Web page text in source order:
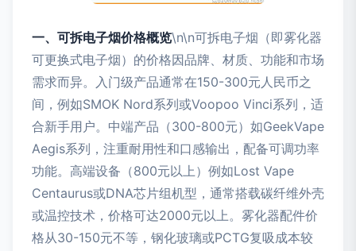
一、可拆电子烟价格概览\n\n可拆电子烟（即雾化器
可更换式电子烟）的价格因品牌、材质、功能和市场
需求而异。入门级产品通常在150-300元人民币之
间，例如SMOK Nord系列或Voopoo Vinci系列，适
合新手用户。中端产品（300-800元）如GeekVape
Aegis系列，注重耐用性和口感输出，配备可调功率
功能。高端设备（800元以上）例如Lost Vape
Centaurus或DNA芯片组机型，通常搭载碳纤维外壳
或温控技术，价格可达2000元以上。雾化器配件价
格从30-150元不等，钢化玻璃或PCTG复吸成本较